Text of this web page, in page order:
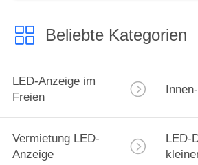
Beliebte Kategorien
LED-Anzeige im
Freien
Vermietung LED-
Anzeige
LED-